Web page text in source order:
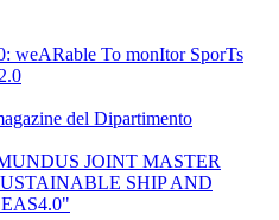
weARable To monItor SporTs
del Dipartimento
JOINT MASTER
SHIP AND